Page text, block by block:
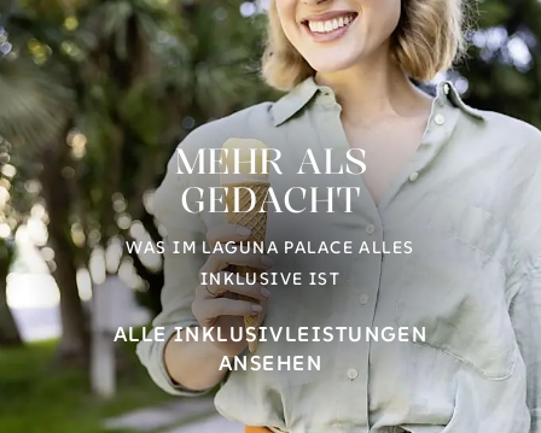
MEHR ALS
GEDACHT
WAS IM LAGUNA PALACE ALLES
INKLUSIVE IST
ALLE INKLUSIVLEISTUNGEN
ANSEHEN